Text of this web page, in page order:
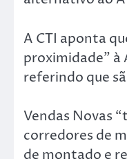
A CTI aponta
proximidade” à
referindo que
Vendas Novas
corredores de
de montado e